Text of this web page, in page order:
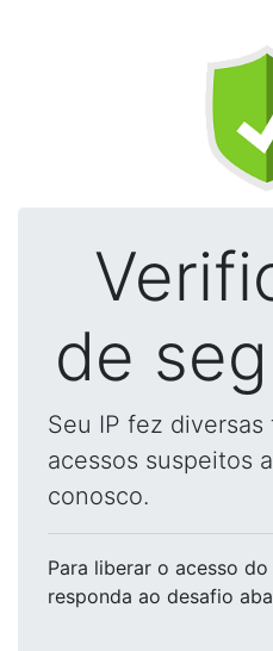
de
Seu IP fez
acessos suspeitos
conosco.
Para liberar o acesso do
responda ao desafio